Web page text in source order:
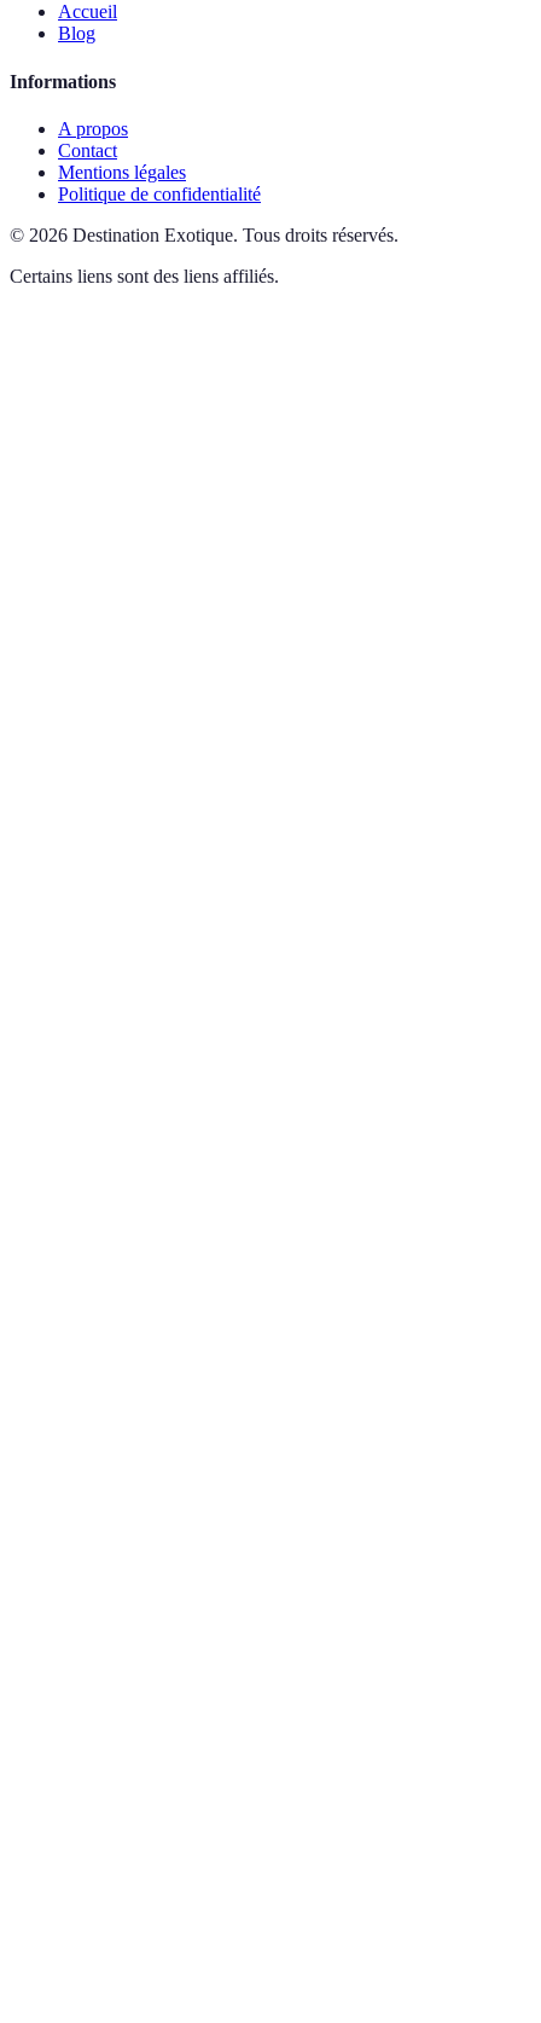
Accueil
Blog
Informations
A propos
Contact
Mentions légales
Politique de confidentialité
© 2026 Destination Exotique. Tous droits réservés.
Certains liens sont des liens affiliés.